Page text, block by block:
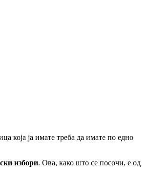
која ја имате треба да имате по едно
избори. Ова, како што се посочи, е од